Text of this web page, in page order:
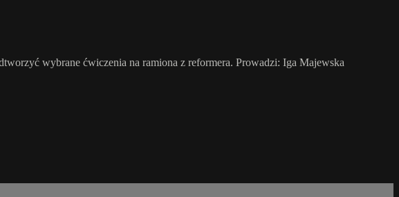
wybrane ćwiczenia na ramiona z reformera. Prowadzi: Iga Majewska